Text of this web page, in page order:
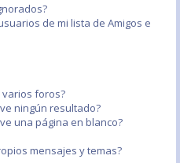
de mi lista de Amigos e
varios foros?
ningún resultado?
una página en blanco?
mensajes y temas?